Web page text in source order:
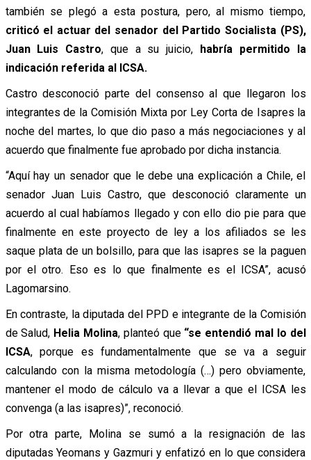
también se plegó a esta postura, pero, al mismo tiempo,
criticó el actuar del senador del Partido Socialista (PS),
Juan Luis Castro, que a su juicio, habría permitido la
indicación referida al ICSA.
Castro desconoció parte del consenso al que llegaron los
integrantes de la Comisión Mixta por Ley Corta de Isapres la
noche del martes, lo que dio paso a más negociaciones y al
acuerdo que finalmente fue aprobado por dicha instancia.
“Aquí hay un senador que le debe una explicación a Chile, el
senador Juan Luis Castro, que desconoció claramente un
acuerdo al cual habíamos llegado y con ello dio pie para que
finalmente en este proyecto de ley a los afiliados se les
saque plata de un bolsillo, para que las isapres se la paguen
por el otro. Eso es lo que finalmente es el ICSA”, acusó
Lagomarsino.
En contraste, la diputada del PPD e integrante de la Comisión
de Salud, Helia Molina, planteó que “se entendió mal lo del
ICSA, porque es fundamentalmente que se va a seguir
calculando con la misma metodología (…) pero obviamente,
mantener el modo de cálculo va a llevar a que el ICSA les
convenga (a las isapres)”, reconoció.
Por otra parte, Molina se sumó a la resignación de las
diputadas Yeomans y Gazmuri y enfatizó en lo que considera